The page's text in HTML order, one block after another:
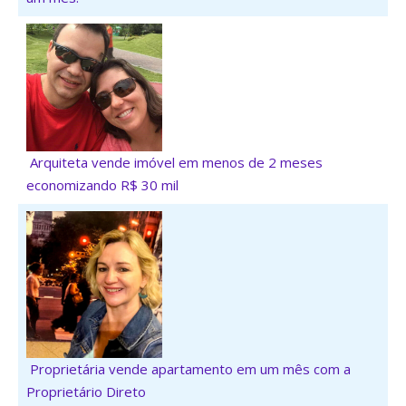
Arquiteta vende imóvel em menos de 2 meses
economizando R$ 30 mil
Proprietária vende apartamento em um mês com a
Proprietário Direto